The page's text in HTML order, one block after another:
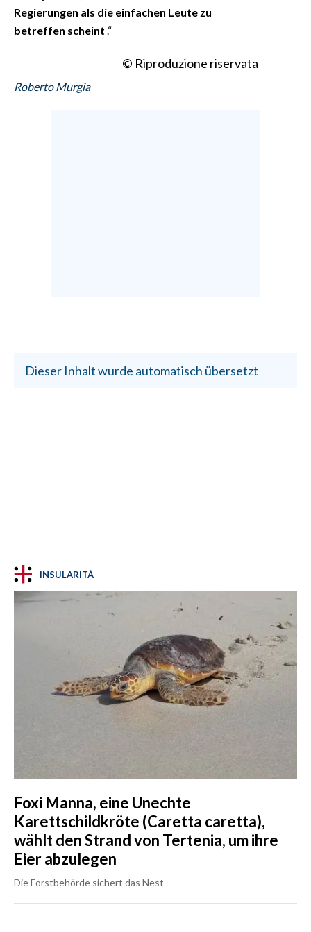
Regierungen als die einfachen Leute zu
betreffen scheint .“
© Riproduzione riservata
Roberto Murgia
Dieser Inhalt wurde automatisch übersetzt
INSULARITÀ
Foxi Manna, eine Unechte
Karettschildkröte (Caretta caretta),
wählt den Strand von Tertenia, um ihre
Eier abzulegen
Die Forstbehörde sichert das Nest